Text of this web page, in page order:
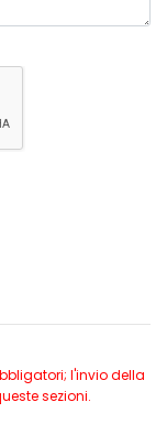
l'invio della
sezioni.